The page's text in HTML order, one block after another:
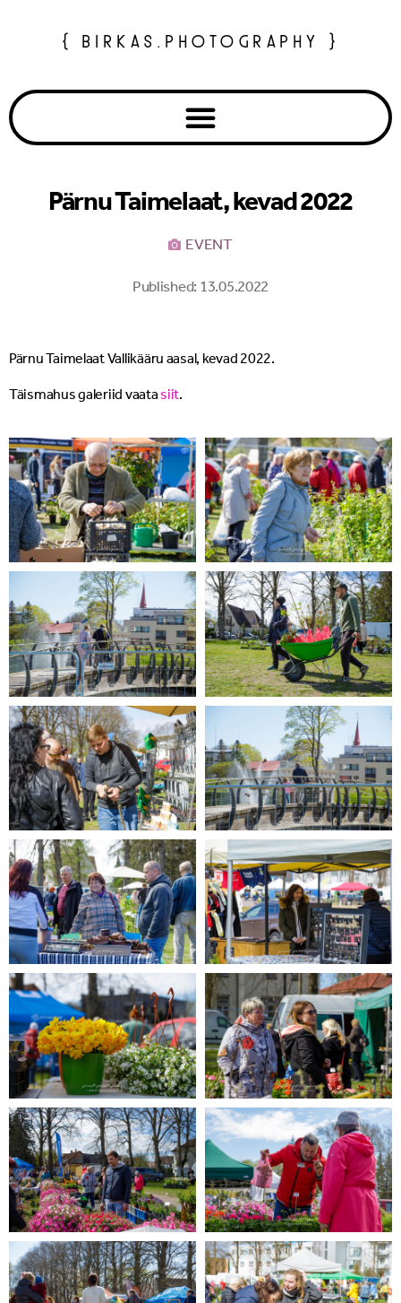
{ BIRKAS.PHOTOGRAPHY }
Pärnu Taimelaat, kevad 2022
EVENT
Published: 13.05.2022
Pärnu Taimelaat Vallikääru aasal, kevad 2022.
Täismahus galeriid vaatasiit.